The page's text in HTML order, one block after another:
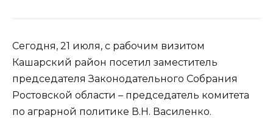
Сегодня, 21 июля, с рабочим визитом
Кашарский район посетил заместитель
председателя Законодательного Собрания
Ростовской области – председатель комитета
по аграрной политике В.Н. Василенко.